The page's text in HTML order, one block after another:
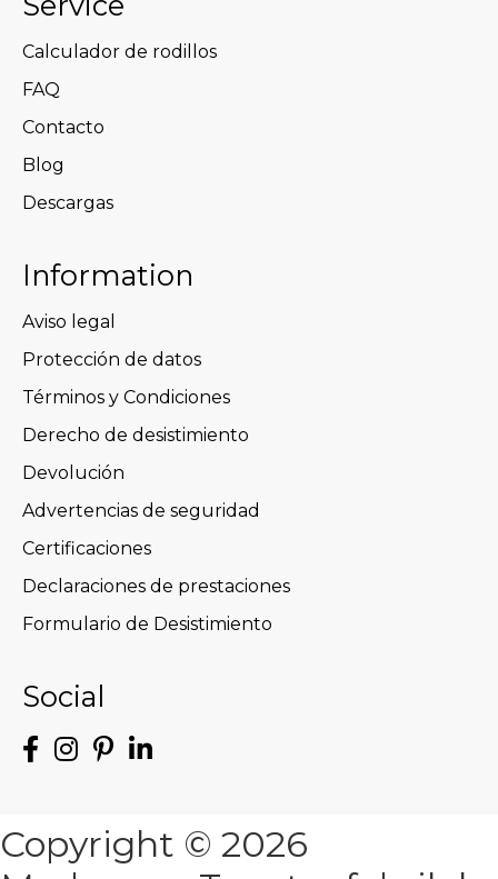
Calculador de rodillos
FAQ
Contacto
Blog
Descargas
Information
Aviso legal
Protección de datos
Términos y Condiciones
Derecho de desistimiento
Devolución
Advertencias de seguridad
Certificaciones
Declaraciones de prestaciones
Formulario de Desistimiento
Social
Copyright © 2026